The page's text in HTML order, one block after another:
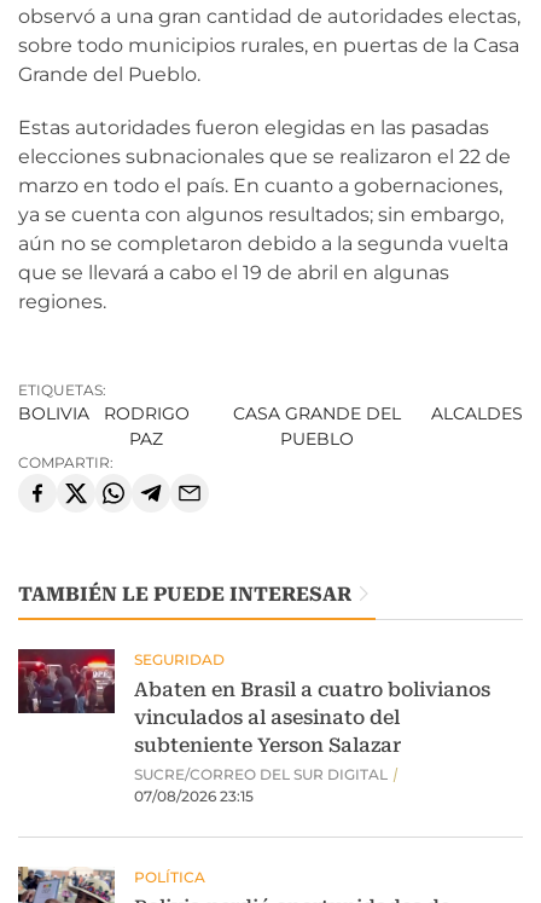
observó a una gran cantidad de autoridades electas,
sobre todo municipios rurales, en puertas de la Casa
Grande del Pueblo.
Estas autoridades fueron elegidas en las pasadas
elecciones subnacionales que se realizaron el 22 de
marzo en todo el país. En cuanto a gobernaciones,
ya se cuenta con algunos resultados; sin embargo,
aún no se completaron debido a la segunda vuelta
que se llevará a cabo el 19 de abril en algunas
regiones.
ETIQUETAS:
BOLIVIA
RODRIGO
PAZ
CASA GRANDE DEL
PUEBLO
ALCALDES
COMPARTIR:
TAMBIÉN LE PUEDE INTERESAR